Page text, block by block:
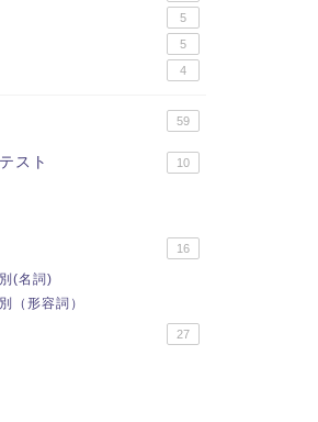
5
5
4
59
スト 10
16
(名詞)
（形容詞）
27